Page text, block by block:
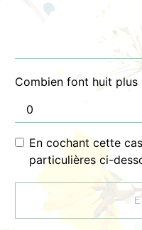
Combien font huit plus
En cochant cette
particulières ci-